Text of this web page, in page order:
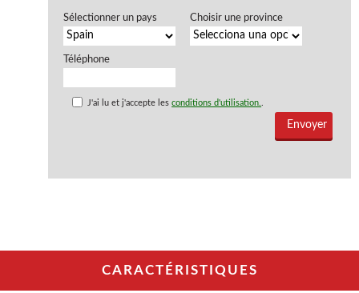
Sélectionner un pays Choisir une province
Téléphone
J'ai lu et j'accepte lesconditions d'utilisation.
CARACTÉRISTIQUES